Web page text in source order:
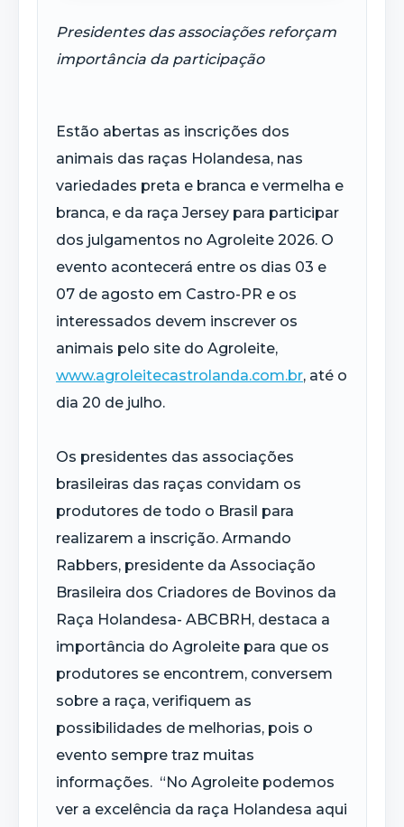
Presidentes das associações reforçam
importância da participação
Estão abertas as inscrições dos
animais das raças Holandesa, nas
variedades preta e branca e vermelha e
branca, e da raça Jersey para participar
dos julgamentos no Agroleite 2026. O
evento acontecerá entre os dias 03 e
07 de agosto em Castro-PR e os
interessados devem inscrever os
animais pelo site do Agroleite,
www.agroleitecastrolanda.com.br, até o
dia 20 de julho.
Os presidentes das associações
brasileiras das raças convidam os
produtores de todo o Brasil para
realizarem a inscrição. Armando
Rabbers, presidente da Associação
Brasileira dos Criadores de Bovinos da
Raça Holandesa- ABCBRH, destaca a
importância do Agroleite para que os
produtores se encontrem, conversem
sobre a raça, verifiquem as
possibilidades de melhorias, pois o
evento sempre traz muitas
informações. “No Agroleite podemos
ver a excelência da raça Holandesa aqui